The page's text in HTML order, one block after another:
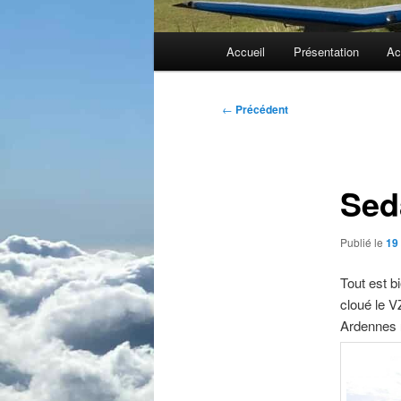
Accueil Présentation
Navigation
← Précédent
Publié le
Tout est
cloué le